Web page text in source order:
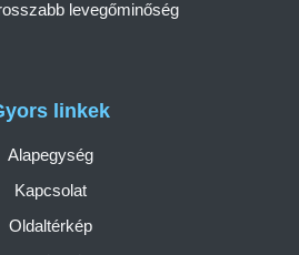
linkek
Alapegység
Kapcsolat
Oldaltérkép
levegőminőség